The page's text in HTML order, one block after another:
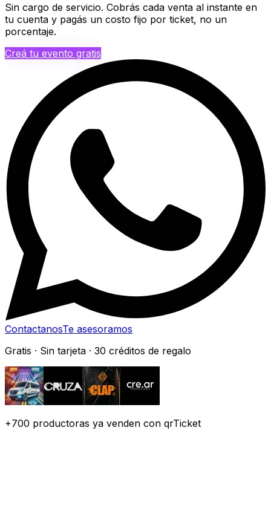
Sin cargo de servicio. Cobrás cada venta al instante en
tu cuenta y pagás un costo fijo por ticket, no un
porcentaje.
Creá tu evento gratis
ContactanosTe asesoramos
Gratis · Sin tarjeta · 30 créditos de regalo
+700 productoras ya venden con qrTicket